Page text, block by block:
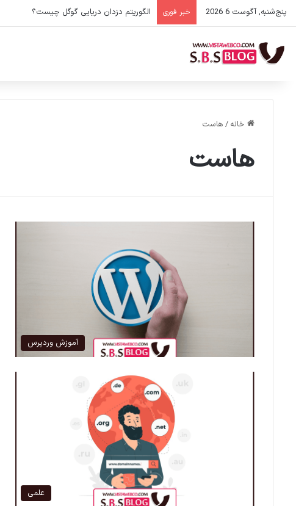
پنج‌شنبه, آگوست 6 2026 خبر فوری الگوریتم دزدان دریایی گوگل چیست؟
خانه / هاست
هاست
آموزش وردپرس
علمی